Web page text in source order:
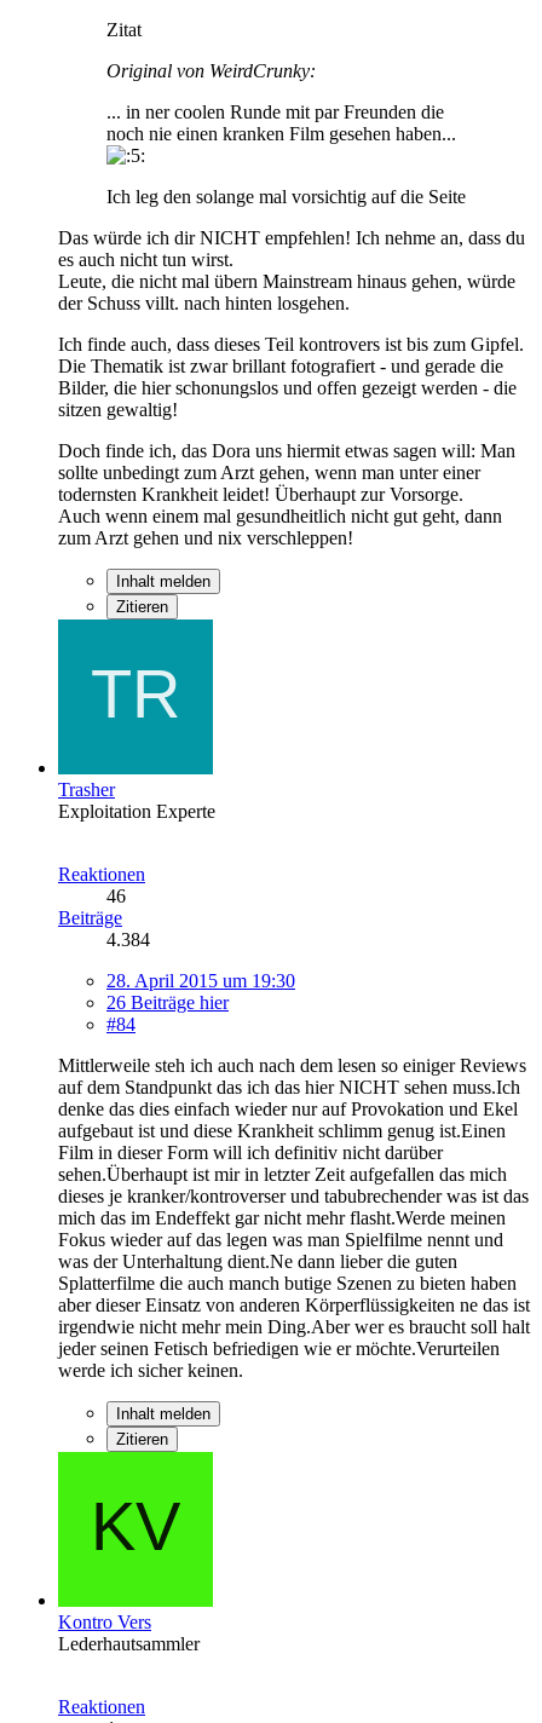
Zitat
Original von WeirdCrunky:
... in ner coolen Runde mit par Freunden die
noch nie einen kranken Film gesehen haben...
Ich leg den solange mal vorsichtig auf die Seite
Das würde ich dir NICHT empfehlen! Ich nehme an, dass du
es auch nicht tun wirst.
Leute, die nicht mal übern Mainstream hinaus gehen, würde
der Schuss villt. nach hinten losgehen.
Ich finde auch, dass dieses Teil kontrovers ist bis zum Gipfel.
Die Thematik ist zwar brillant fotografiert - und gerade die
Bilder, die hier schonungslos und offen gezeigt werden - die
sitzen gewaltig!
Doch finde ich, das Dora uns hiermit etwas sagen will: Man
sollte unbedingt zum Arzt gehen, wenn man unter einer
todernsten Krankheit leidet! Überhaupt zur Vorsorge.
Auch wenn einem mal gesundheitlich nicht gut geht, dann
zum Arzt gehen und nix verschleppen!
Inhalt melden
Zitieren
Trasher
Exploitation Experte
Reaktionen
46
Beiträge
4.384
28. April 2015 um 19:30
26 Beiträge hier
#84
Mittlerweile steh ich auch nach dem lesen so einiger Reviews
auf dem Standpunkt das ich das hier NICHT sehen muss.Ich
denke das dies einfach wieder nur auf Provokation und Ekel
aufgebaut ist und diese Krankheit schlimm genug ist.Einen
Film in dieser Form will ich definitiv nicht darüber
sehen.Überhaupt ist mir in letzter Zeit aufgefallen das mich
dieses je kranker/kontroverser und tabubrechender was ist das
mich das im Endeffekt gar nicht mehr flasht.Werde meinen
Fokus wieder auf das legen was man Spielfilme nennt und
was der Unterhaltung dient.Ne dann lieber die guten
Splatterfilme die auch manch butige Szenen zu bieten haben
aber dieser Einsatz von anderen Körperflüssigkeiten ne das ist
irgendwie nicht mehr mein Ding.Aber wer es braucht soll halt
jeder seinen Fetisch befriedigen wie er möchte.Verurteilen
werde ich sicher keinen.
Inhalt melden
Zitieren
Kontro Vers
Lederhautsammler
Reaktionen